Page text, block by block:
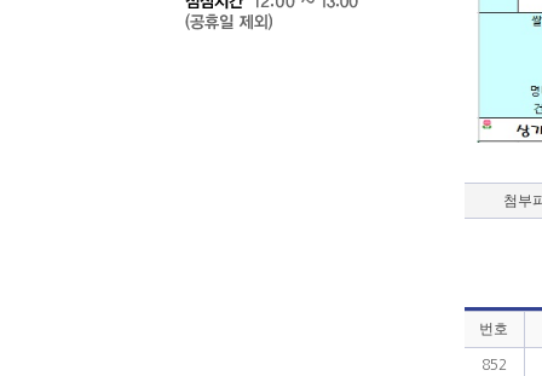
첨부
번호
852